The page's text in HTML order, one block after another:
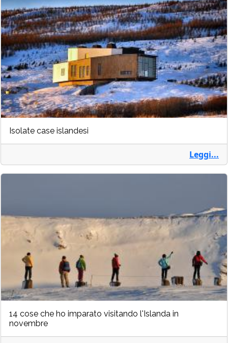
Isolate case islandesi
Leggi...
14 cose che ho imparato visitando l'Islanda in
novembre